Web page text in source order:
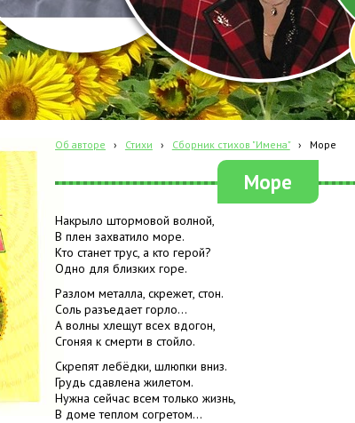
Об авторе › Стихи › Сборник стихов "Имена" › Море
Море
Накрыло штормовой волной,
В плен захватило море.
Кто станет трус, а кто герой?
Одно для близких горе.
Разлом металла, скрежет, стон.
Соль разъедает горло…
А волны хлещут всех вдогон,
Сгоняя к смерти в стойло.
Скрепят лебёдки, шлюпки вниз.
Грудь сдавлена жилетом.
Нужна сейчас всем только жизнь,
В доме теплом согретом…